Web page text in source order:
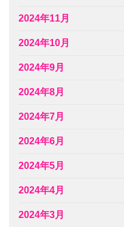
2024年11月
2024年10月
2024年9月
2024年8月
2024年7月
2024年6月
2024年5月
2024年4月
2024年3月